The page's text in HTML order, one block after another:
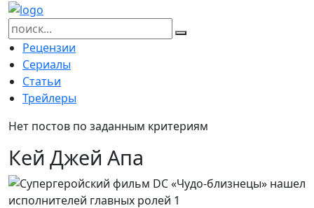
Skip
content
Найти:
Рецензии
Сериалы
Статьи
Трейлеры
Нет постов по заданным критериям
Кей Джей Апа